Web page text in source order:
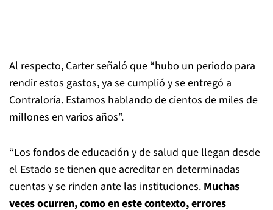
Al respecto, Carter señaló que “hubo un periodo para
rendir estos gastos, ya se cumplió y se entregó a
Contraloría. Estamos hablando de cientos de miles de
millones en varios años”.
“Los fondos de educación y de salud que llegan desde
el Estado se tienen que acreditar en determinadas
cuentas y se rinden ante las instituciones. Muchas
veces ocurren, como en este contexto, errores